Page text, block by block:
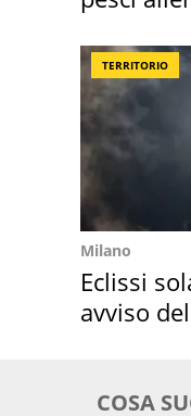
TERRITORIO
Milano
Eclissi
avviso